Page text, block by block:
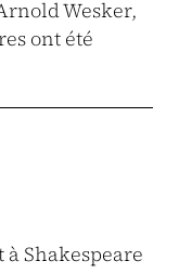
Wesker,
ont été
Shakespeare